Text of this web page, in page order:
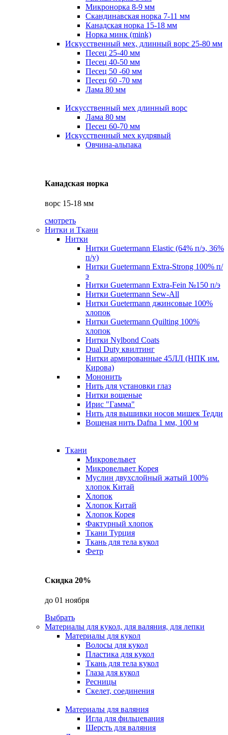
Микронорка 8-9 мм
Скандинавская норка 7-11 мм
Канадская норка 15-18 мм
Норка минк (mink)
Искусственный мех, длинный ворс 25-80 мм
Песец 25-40 мм
Песец 40-50 мм
Песец 50 -60 мм
Песец 60 -70 мм
Лама 80 мм
Искусственный мех длинный ворс
Лама 80 мм
Песец 60-70 мм
Искусственный мех кудрявый
Овчина-альпака
Канадская норка
ворс 15-18 мм
смотреть
Нитки и Ткани
Нитки
Нитки Guetermann Elastic (64% п/э, 36%
п/у)
Нитки Guetermann Extra-Strong 100% п/
э
Нитки Guetermann Extra-Fein №150 п/э
Нитки Guetermann Sew-All
Нитки Guetermann джинсовые 100%
хлопок
Нитки Guetermann Quilting 100%
хлопок
Нитки Nylbond Coats
Dual Duty квилтинг
Нитки армированные 45ЛЛ (НПК им.
Кирова)
Мононить
Нить для установки глаз
Нитки вощеные
Ирис "Гамма"
Нить для вышивки носов мишек Тедди
Вощеная нить Dafna 1 мм, 100 м
Ткани
Микровельвет
Микровельвет Корея
Муслин двухслойный жатый 100%
хлопок Китай
Хлопок
Хлопок Китай
Хлопок Корея
Фактурный хлопок
Ткани Турция
Ткань для тела кукол
Фетр
Скидка 20%
до 01 ноября
Выбрать
Материалы для кукол, для валяния, для лепки
Материалы для кукол
Волосы для кукол
Пластика для кукол
Ткань для тела кукол
Глаза для кукол
Ресницы
Скелет, соединения
Материалы для валяния
Игла для фильцевания
Шерсть для валяния